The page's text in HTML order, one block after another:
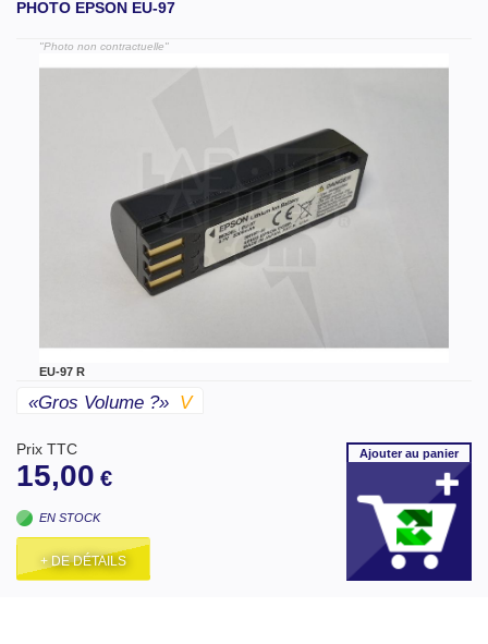
PHOTO EPSON EU-97
"Photo non contractuelle"
EU-97 R
«gros Volume ?» V
Prix TTC
15,00 €
EN STOCK
+ DE DÉTAILS
Ajouterau panier